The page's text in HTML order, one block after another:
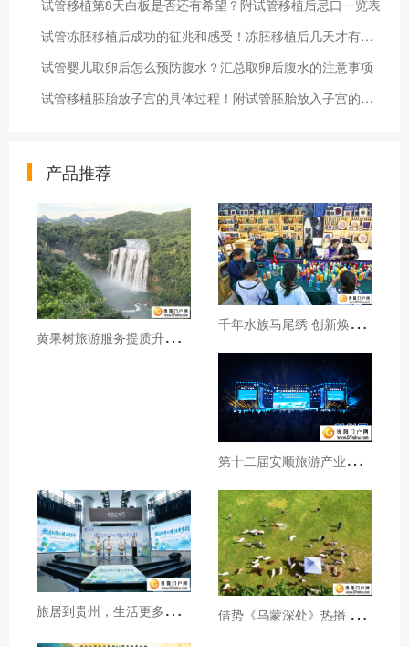
试管移植第8天白板是否还有希望？附试管移植后忌口一览表
试管冻胚移植后成功的征兆和感受！冻胚移植后几天才有感觉
试管婴儿取卵后怎么预防腹水？汇总取卵后腹水的注意事项
试管移植胚胎放子宫的具体过程！附试管胚胎放入子宫的注意事项
产品推荐
黄
果树旅游服务提质升级暖心护航游客行程 千
年水族马尾绣 创新焕发新生机
第
十二届安顺旅游产业发展大会开幕
旅
居到贵州，生活更多彩！贵旅集团2026年夏季产品推介会在沪举行 借
势《乌蒙深处》热播 黔西市推动影视流量变游客“留量”